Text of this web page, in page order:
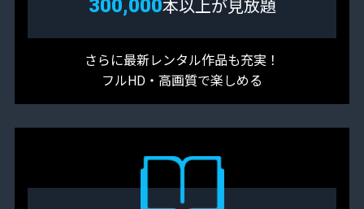
300,000本以上が見放題
さらに最新レンタル作品も充実！
フルHD・高画質で楽しめる